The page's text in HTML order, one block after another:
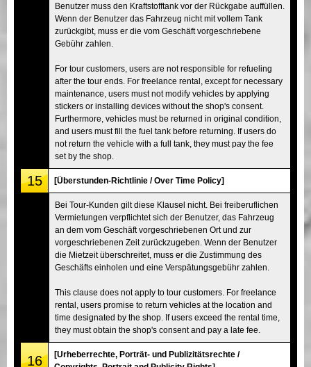
Benutzer muss den Kraftstofftank vor der Rückgabe auffüllen.
Wenn der Benutzer das Fahrzeug nicht mit vollem Tank
zurückgibt, muss er die vom Geschäft vorgeschriebene
Gebühr zahlen.
For tour customers, users are not responsible for refueling
after the tour ends. For freelance rental, except for necessary
maintenance, users must not modify vehicles by applying
stickers or installing devices without the shop's consent.
Furthermore, vehicles must be returned in original condition,
and users must fill the fuel tank before returning. If users do
not return the vehicle with a full tank, they must pay the fee
set by the shop.
15 [Überstunden-Richtlinie / Over Time Policy]
Bei Tour-Kunden gilt diese Klausel nicht. Bei freiberuflichen
Vermietungen verpflichtet sich der Benutzer, das Fahrzeug
an dem vom Geschäft vorgeschriebenen Ort und zur
vorgeschriebenen Zeit zurückzugeben. Wenn der Benutzer
die Mietzeit überschreitet, muss er die Zustimmung des
Geschäfts einholen und eine Verspätungsgebühr zahlen.
This clause does not apply to tour customers. For freelance
rental, users promise to return vehicles at the location and
time designated by the shop. If users exceed the rental time,
they must obtain the shop's consent and pay a late fee.
16
[Urheberrechte, Porträt- und Publizitätsrechte /